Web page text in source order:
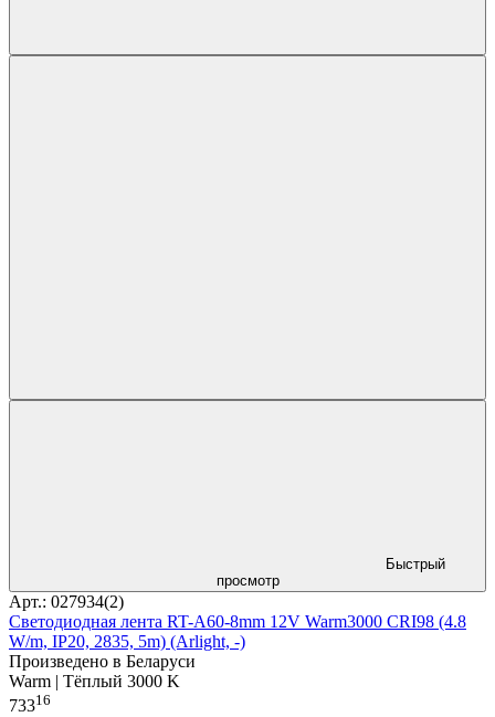
Быстрый
просмотр
Арт.: 027934(2)
Светодиодная лента RT-A60-8mm 12V Warm3000 CRI98 (4.8
W/m, IP20, 2835, 5m) (Arlight, -)
Произведено в Беларуси
Warm | Тёплый 3000 K
73316